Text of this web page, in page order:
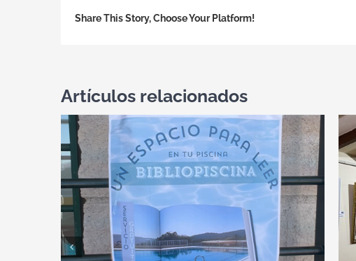
Share This Story, Choose Your Platform!
Artículos relacionados